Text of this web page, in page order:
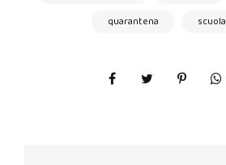
quarantena